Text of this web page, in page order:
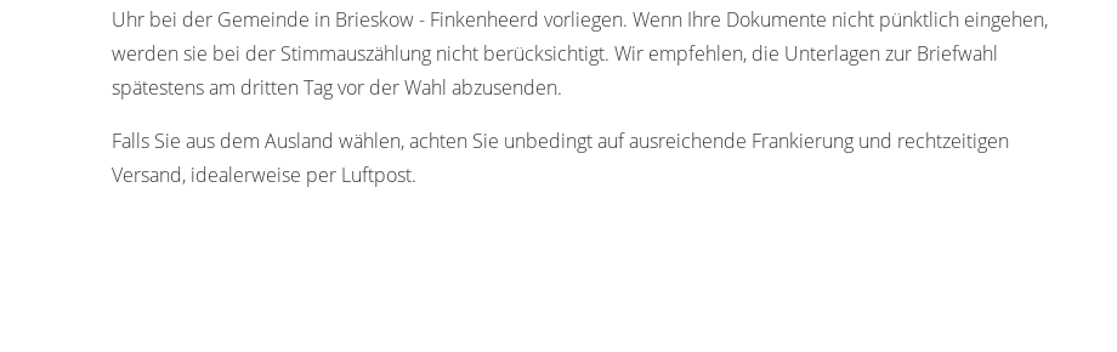
Uhr bei der Gemeinde in Brieskow - Finkenheerd vorliegen. Wenn Ihre Dokumente nicht pünktlich eingehen,
werden sie bei der Stimmauszählung nicht berücksichtigt. Wir empfehlen, die Unterlagen zur Briefwahl
spätestens am dritten Tag vor der Wahl abzusenden.
Falls Sie aus dem Ausland wählen, achten Sie unbedingt auf ausreichende Frankierung und rechtzeitigen
Versand, idealerweise per Luftpost.